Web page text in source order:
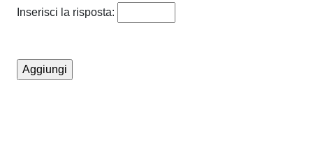
Inserisci la risposta: